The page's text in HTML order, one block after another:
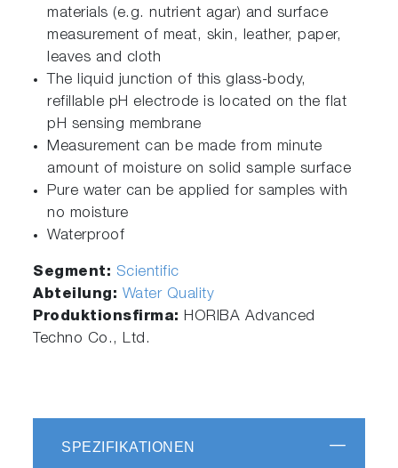
materials (e.g. nutrient agar) and surface
measurement of meat, skin, leather, paper,
leaves and cloth
The liquid junction of this glass-body,
refillable pH electrode is located on the flat
pH sensing membrane
Measurement can be made from minute
amount of moisture on solid sample surface
Pure water can be applied for samples with
no moisture
Waterproof
Segment: Scientific
Abteilung: Water Quality
Produktionsfirma:HORIBA Advanced
Techno Co., Ltd.
SPEZIFIKATIONEN